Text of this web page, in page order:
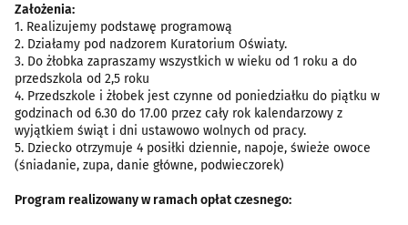
Założenia:
1. Realizujemy podstawę programową
2. Działamy pod nadzorem Kuratorium Oświaty.
3. Do żłobka zapraszamy wszystkich w wieku od 1 roku a do
przedszkola od 2,5 roku
4. Przedszkole i żłobek jest czynne od poniedziałku do piątku w
godzinach od 6.30 do 17.00 przez cały rok kalendarzowy z
wyjątkiem świąt i dni ustawowo wolnych od pracy.
5. Dziecko otrzymuje 4 posiłki dziennie, napoje, świeże owoce
(śniadanie, zupa, danie główne, podwieczorek)
Program realizowany w ramach opłat czesnego: